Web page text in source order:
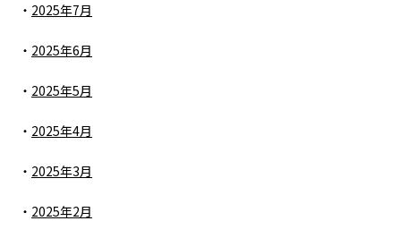
2025年7月
2025年6月
2025年5月
2025年4月
2025年3月
2025年2月